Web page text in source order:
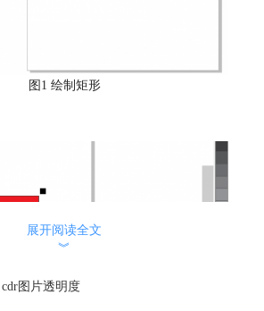
图1 绘制矩形
展开阅读全文
︾
cdr图片透明度